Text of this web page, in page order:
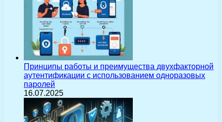
Принципы работы и преимущества двухфакторной
аутентификации с использованием одноразовых
паролей
16.07.2025